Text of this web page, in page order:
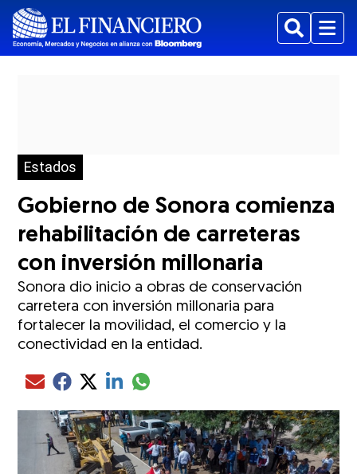
BuscarMenu
Estados
Gobierno de Sonora comienza
rehabilitación de carreteras
con inversión millonaria
Sonora dio inicio a obras de conservación
carretera con inversión millonaria para
fortalecer la movilidad, el comercio y la
conectividad en la entidad.
Compartir el artículo actual mediante Email
Compartir el artículo actual mediante Facebook
Compartir el artículo actual mediante Twitter
Compartir el artículo actual mediante LinkedIn
Compartir el artículo actual mediante